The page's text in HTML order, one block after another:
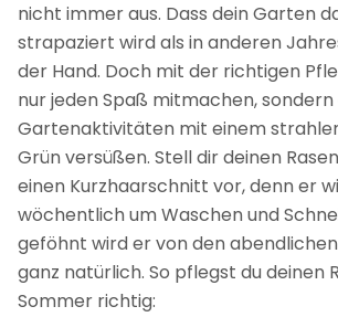
nicht immer aus. Dass dein Garten
strapaziert wird als in anderen
der Hand. Doch mit der richtigen
nur jeden Spaß mitmachen, sondern
Gartenaktivitäten mit einem
Grün versüßen. Stell dir deinen
einen Kurzhaarschnitt vor, denn er
wöchentlich um Waschen und
geföhnt wird er von den
ganz natürlich. So pflegst du deinen
Sommer richtig: